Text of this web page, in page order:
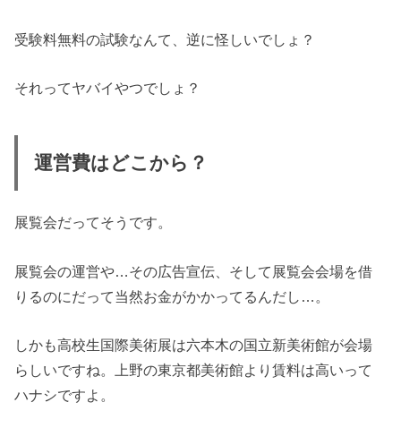
受験料無料の試験なんて、逆に怪しいでしょ？
それってヤバイやつでしょ？
運営費はどこから？
展覧会だってそうです。
展覧会の運営や…その広告宣伝、そして展覧会会場を借
りるのにだって当然お金がかかってるんだし…。
しかも高校生国際美術展は六本木の国立新美術館が会場
らしいですね。上野の東京都美術館より賃料は高いって
ハナシですよ。